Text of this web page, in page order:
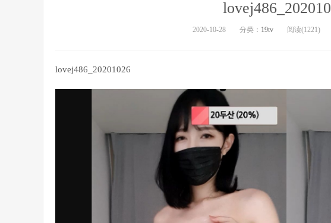
2020-10-28 分类： 19tv 阅读(1221)
lovej486_20201026